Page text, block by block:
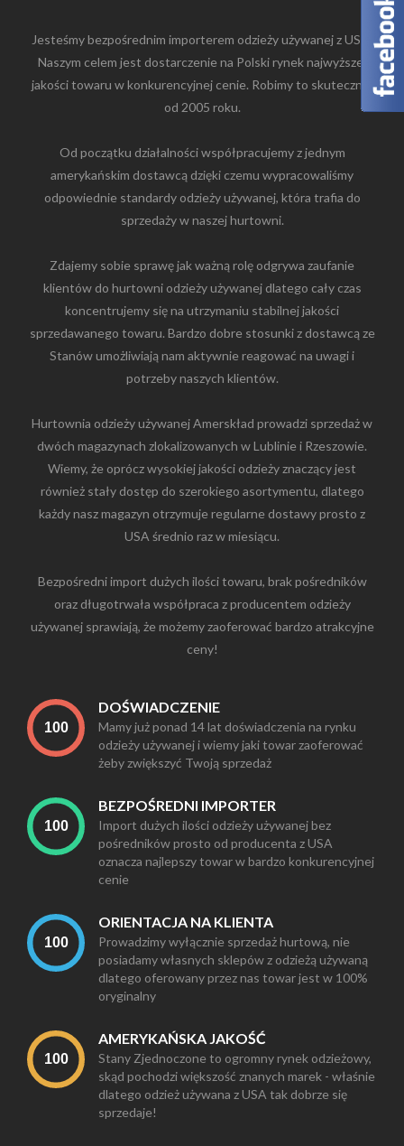
Jesteśmy bezpośrednim importerem odzieży używanej z USA.
Naszym celem jest dostarczenie na Polski rynek najwyższej
jakości towaru w konkurencyjnej cenie. Robimy to skutecznie
od 2005 roku.
Od początku działalności współpracujemy z jednym
amerykańskim dostawcą dzięki czemu wypracowaliśmy
odpowiednie standardy odzieży używanej, która trafia do
sprzedaży w naszej hurtowni.
Zdajemy sobie sprawę jak ważną rolę odgrywa zaufanie
klientów do hurtowni odzieży używanej dlatego cały czas
koncentrujemy się na utrzymaniu stabilnej jakości
sprzedawanego towaru. Bardzo dobre stosunki z dostawcą ze
Stanów umożliwiają nam aktywnie reagować na uwagi i
potrzeby naszych klientów.
Hurtownia odzieży używanej Amerskład prowadzi sprzedaż w
dwóch magazynach zlokalizowanych w Lublinie i Rzeszowie.
Wiemy, że oprócz wysokiej jakości odzieży znaczący jest
również stały dostęp do szerokiego asortymentu, dlatego
każdy nasz magazyn otrzymuje regularne dostawy prosto z
USA średnio raz w miesiącu.
Bezpośredni import dużych ilości towaru, brak pośredników
oraz długotrwała współpraca z producentem odzieży
używanej sprawiają, że możemy zaoferować bardzo atrakcyjne
ceny!
DOŚWIADCZENIE
Mamy już ponad 14 lat doświadczenia na rynku
odzieży używanej i wiemy jaki towar zaoferować
żeby zwiększyć Twoją sprzedaż
BEZPOŚREDNI IMPORTER
Import dużych ilości odzieży używanej bez
pośredników prosto od producenta z USA
oznacza najlepszy towar w bardzo konkurencyjnej
cenie
ORIENTACJA NA KLIENTA
Prowadzimy wyłącznie sprzedaż hurtową, nie
posiadamy własnych sklepów z odzieżą używaną
dlatego oferowany przez nas towar jest w 100%
oryginalny
AMERYKAŃSKA JAKOŚĆ
Stany Zjednoczone to ogromny rynek odzieżowy,
skąd pochodzi większość znanych marek - właśnie
dlatego odzież używana z USA tak dobrze się
sprzedaje!